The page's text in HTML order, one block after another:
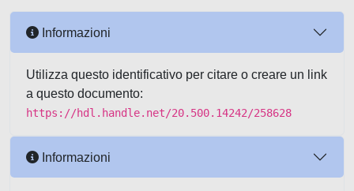
Informazioni
Utilizza questo identificativo per citare o creare un link
a questo documento:
https://hdl.handle.net/20.500.14242/258628
Informazioni